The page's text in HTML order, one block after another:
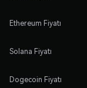
Ethereum Fiyatı
Solana Fiyatı
Dogecoin Fiyatı